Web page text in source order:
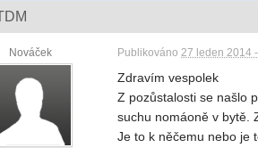
Nováček Publikováno27 leden 2014
Zdravím vespolek
Z pozůstalosti se našlo
suchu nomáoně v bytě.
Je to k něčemu nebo je